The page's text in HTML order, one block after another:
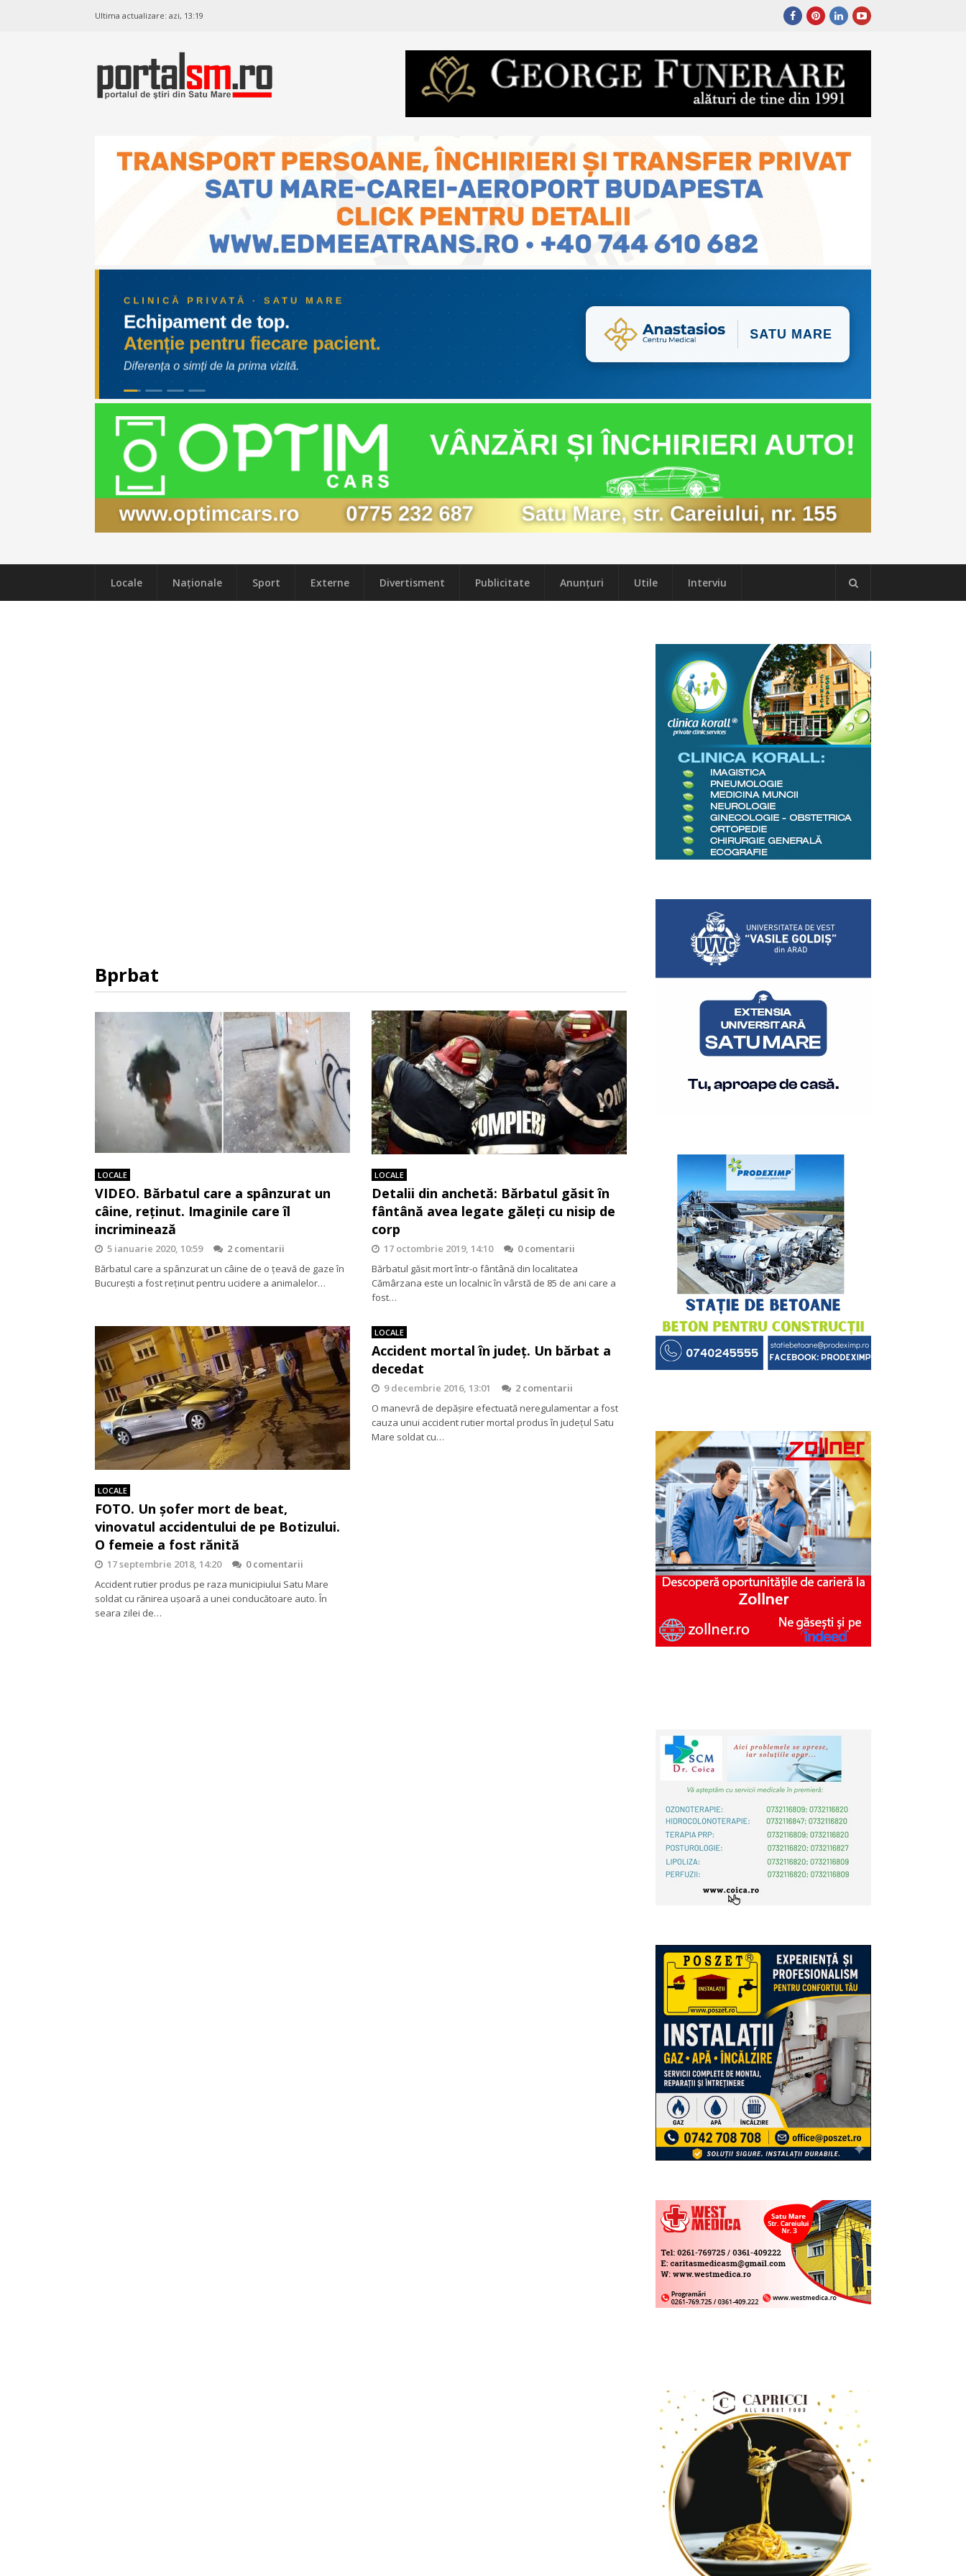
Ultima actualizare: azi, 13:19
Locale Naţionale Sport Externe Divertisment Publicitate Anunțuri Utile Interviu
Bprbat
LOCALE
VIDEO. Bărbatul care a spânzurat un
câine, reţinut. Imaginile care îl
incriminează
5 ianuarie 2020, 10:59
2 comentarii
Bărbatul care a spânzurat un câine de o țeavă de gaze în
Bucureşti a fost reţinut pentru ucidere a animalelor…
LOCALE
Detalii din anchetă: Bărbatul găsit în
fântână avea legate găleți cu nisip de
corp
17 octombrie 2019, 14:10
0 comentarii
Bărbatul găsit mort într-o fântână din localitatea
Cămârzana este un localnic în vârstă de 85 de ani care a
fost…
LOCALE
FOTO. Un șofer mort de beat,
vinovatul accidentului de pe Botizului.
O femeie a fost rănită
17 septembrie 2018, 14:20
0 comentarii
Accident rutier produs pe raza municipiului Satu Mare
soldat cu rănirea ușoară a unei conducătoare auto. În
seara zilei de…
LOCALE
Accident mortal în județ. Un bărbat a
decedat
9 decembrie 2016, 13:01
2 comentarii
O manevră de depășire efectuată neregulamentar a fost
cauza unui accident rutier mortal produs în județul Satu
Mare soldat cu…